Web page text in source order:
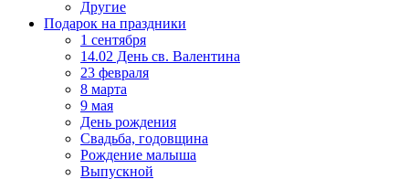
Другие
Подарок на праздники
1 сентября
14.02 День св. Валентина
23 февраля
8 марта
9 мая
День рождения
Свадьба, годовщина
Рождение малыша
Выпускной